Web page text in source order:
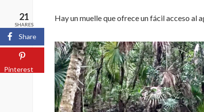
Hay un muelle que ofrece un fácil acceso al
21
SHARES
Share
Pinterest